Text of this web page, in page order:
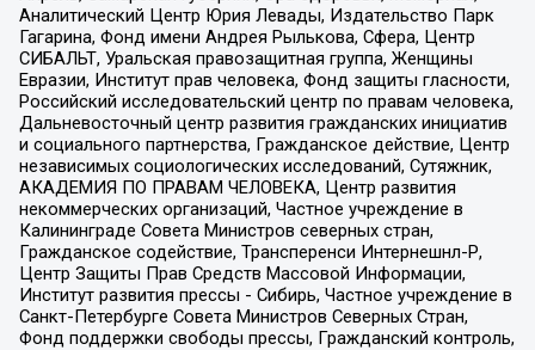
Аналитический Центр Юрия Левады, Издательство Парк
Гагарина, Фонд имени Андрея Рылькова, Сфера, Центр
СИБАЛЬТ, Уральская правозащитная группа, Женщины
Евразии, Институт прав человека, Фонд защиты гласности,
Российский исследовательский центр по правам человека,
Дальневосточный центр развития гражданских инициатив
и социального партнерства, Гражданское действие, Центр
независимых социологических исследований, Сутяжник,
АКАДЕМИЯ ПО ПРАВАМ ЧЕЛОВЕКА, Центр развития
некоммерческих организаций, Частное учреждение в
Калининграде Совета Министров северных стран,
Гражданское содействие, Трансперенси Интернешнл-Р,
Центр Защиты Прав Средств Массовой Информации,
Институт развития прессы - Сибирь, Частное учреждение в
Санкт-Петербурге Совета Министров Северных Стран,
Фонд поддержки свободы прессы, Гражданский контроль,